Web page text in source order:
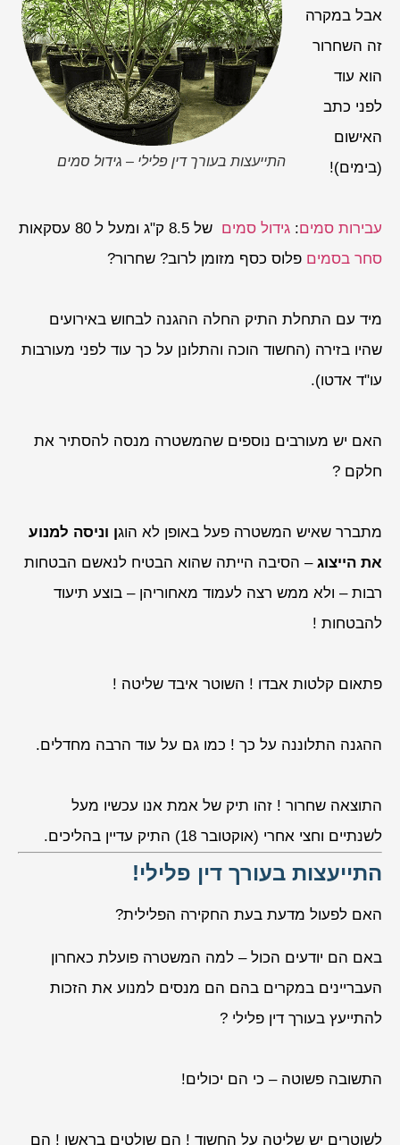
התייעצות בעורך דין פלילי – גידול סמים
אבל במקרה
זה השחרור
הוא עוד
לפני כתב
האישום
(בימים)!
עבירות סמים: גידול סמים של 8.5 ק"ג ומעל ל 80 עסקאות
סחר בסמים פלוס כסף מזומן לרוב? שחרור?
מיד עם התחלת התיק החלה ההגנה לבחוש באירועים
שהיו בזירה (החשוד הוכה והתלונן על כך עוד לפני מעורבות
עו"ד אדטו).
האם יש מעורבים נוספים שהמשטרה מנסה להסתיר את
חלקם ?
מתברר שאיש המשטרה פעל באופן לא הוגן וניסה למנוע
את הייצוג – הסיבה הייתה שהוא הבטיח לנאשם הבטחות
רבות – ולא ממש רצה לעמוד מאחוריהן – בוצע תיעוד
להבטחות !
פתאום קלטות אבדו ! השוטר איבד שליטה !
ההגנה התלוננה על כך ! כמו גם על עוד הרבה מחדלים.
התוצאה שחרור ! זהו תיק של אמת אנו עכשיו מעל
לשנתיים וחצי אחרי (אוקטובר 18) התיק עדיין בהליכים.
התייעצות בעורך דין פלילי!
האם לפעול מדעת בעת החקירה הפלילית?
באם הם יודעים הכול – למה המשטרה פועלת כאחרון
העבריינים במקרים בהם הם מנסים למנוע את הזכות
להתייעץ בעורך דין פלילי ?
התשובה פשוטה – כי הם יכולים!
לשוטרים יש שליטה על החשוד ! הם שולטים בראשו ! הם